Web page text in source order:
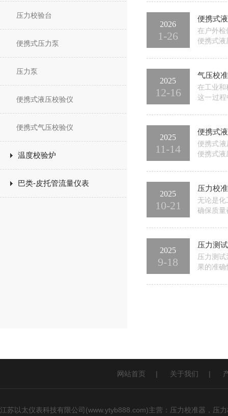
压力校验台
便携式压力泵
压力泵
便携式液压校验仪
便携式气压校验仪
温度校验炉
巴类-皮托管流量仪表
准基准四
2026
1-26
便携式
在户外检
便携式液
便携式液
2025
12-16
气压校
在工业和
这一过
适应各种
2025
11-14
便携式
便携式
便携式液
部位紧固
2025
10-21
压力校
无论是
确保质量
校准压力
2025
9-18
压力测
压力测
果的准
有管路组
网站首页 | 关于我们 |
江苏以太仪表科技有限公司(www.ytyb888.com)主营：压力校准器，压